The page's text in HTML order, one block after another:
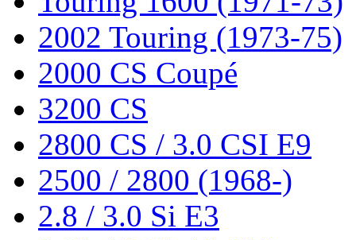
2002 Touring (1973-75)
2000 CS Coupé
3200 CS
2800 CS / 3.0 CSI E9
2500 / 2800 (1968-)
2.8 / 3.0 Si E3